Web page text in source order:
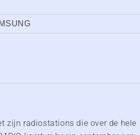
zijn radiostations die over de hele